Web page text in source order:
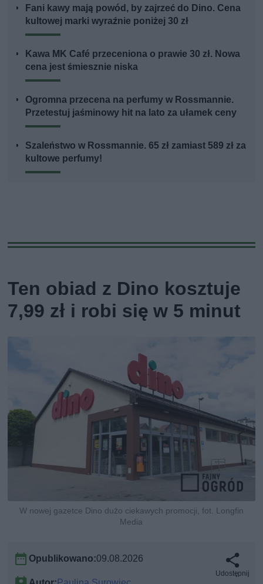
Fani kawy mają powód, by zajrzeć do Dino. Cena
kultowej marki wyraźnie poniżej 30 zł
Kawa MK Café przeceniona o prawie 30 zł. Nowa
cena jest śmiesznie niska
Ogromna przecena na perfumy w Rossmannie.
Przetestuj jaśminowy hit na lato za ułamek ceny
Szaleństwo w Rossmannie. 65 zł zamiast 589 zł za
kultowe perfumy!
Ten obiad z Dino kosztuje
7,99 zł i robi się w 5 minut
W nowej gazetce Dino dużo ciekawych promocji, fot. Longfin
Media
Opublikowano:09.08.2026
Udostępnij